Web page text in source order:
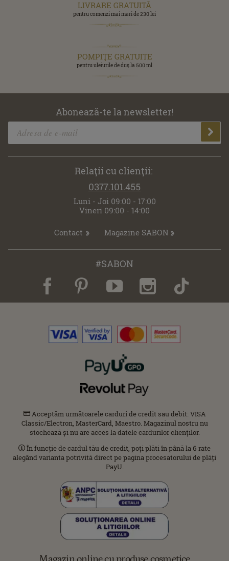
LIVRARE GRATUITĂ
pentru comenzi mai mari de 230 lei
POMPIŢE GRATUITE
pentru uleiurile de duş la 500 ml
Abonează-te la newsletter!
Relaţii cu clienţii:
0377.101.455
Luni - Joi 09:00 - 17:00
Vineri 09:00 - 14:00
Contact Magazine SABON
#SABON
Acceptăm următoarele carduri de credit sau debit: VISA
Classic/Electron, MasterCard, Maestro. Magazinul nostru nu
stochează și nu are acces la datele cardurilor clienților.
În funcție de cardul tău de credit, poți plăti în până la 6 rate
alegând varianta potrivită direct pe pagina procesatorului de plăți
PayU.